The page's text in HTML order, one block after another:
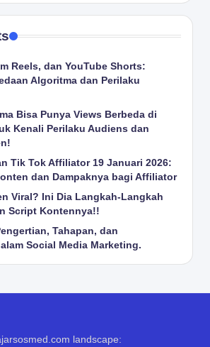
Reels, dan YouTube Shorts:
Algoritma dan Perilaku
Bisa Punya Views Berbeda di
Kenali Perilaku Audiens dan
Tik Tok Affiliator 19 Januari 2026:
dan Dampaknya bagi Affiliator
Viral? Ini Dia Langkah-Langkah
Script Kontennya!!
Tahapan, dan
Social Media Marketing.
landscape: